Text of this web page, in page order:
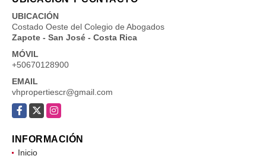
UBICACIÓN
Costado Oeste del Colegio de Abogados
Zapote - San José - Costa Rica
MÓVIL
+50670128900
EMAIL
vhpropertiescr@gmail.com
Facebook
X Instagram
INFORMACIÓN
Inicio